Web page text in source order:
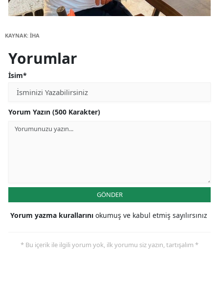
KAYNAK: İHA
Yorumlar
İsim*
Yorum Yazın (500 Karakter)
GÖNDER
Yorum yazma kurallarını okumuş ve kabul etmiş sayılırsınız
* Bu içerik ile ilgili yorum yok, ilk yorumu siz yazın, tartışalım *